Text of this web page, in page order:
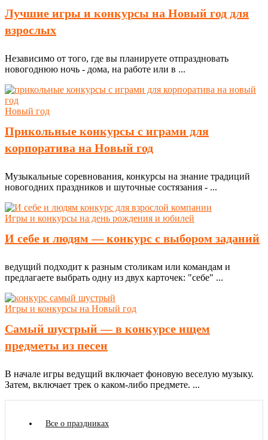
Лучшие игры и конкурсы на Новый год для
взрослых
Независимо от того, где вы планируете отпраздновать
новогоднюю ночь - дома, на работе или в ...
Новый год
Прикольные конкурсы с играми для
корпоратива на Новый год
Музыкальные соревнования, конкурсы на знание традиций
новогодних праздников и шуточные состязания - ...
Игры и конкурсы на день рождения и юбилей
И себе и людям — конкурс с выбором заданий
ведущий подходит к разным столикам или командам и
предлагаете выбрать одну из двух карточек: "себе" ...
Игры и конкурсы на Новый год
Самый шустрый — в конкурсе ищем
предметы из песен
В начале игры ведущий включает фоновую веселую музыку.
Затем, включает трек о каком-либо предмете. ...
Все о праздниках